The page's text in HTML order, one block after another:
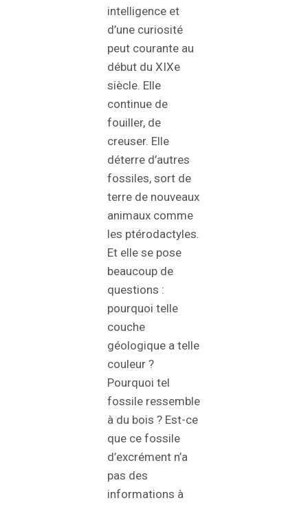
intelligence et
d’une curiosité
peut courante au
début du XIXe
siècle. Elle
continue de
fouiller, de
creuser. Elle
déterre d’autres
fossiles, sort de
terre de nouveaux
animaux comme
les ptérodactyles.
Et elle se pose
beaucoup de
questions :
pourquoi telle
couche
géologique a telle
couleur ?
Pourquoi tel
fossile ressemble
à du bois ? Est-ce
que ce fossile
d’excrément n’a
pas des
informations à